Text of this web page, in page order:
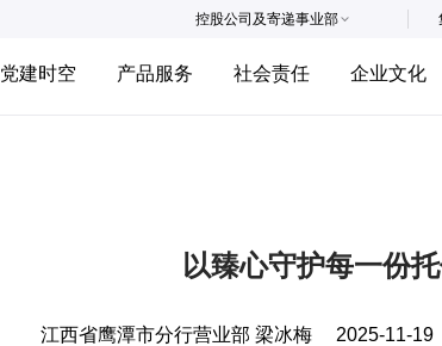
控股公司及寄递事业部
党建时空 产品服务 社会责任 企业文化
以臻心守护每一份
江西省鹰潭市分行营业部 梁冰梅 2025-11-19